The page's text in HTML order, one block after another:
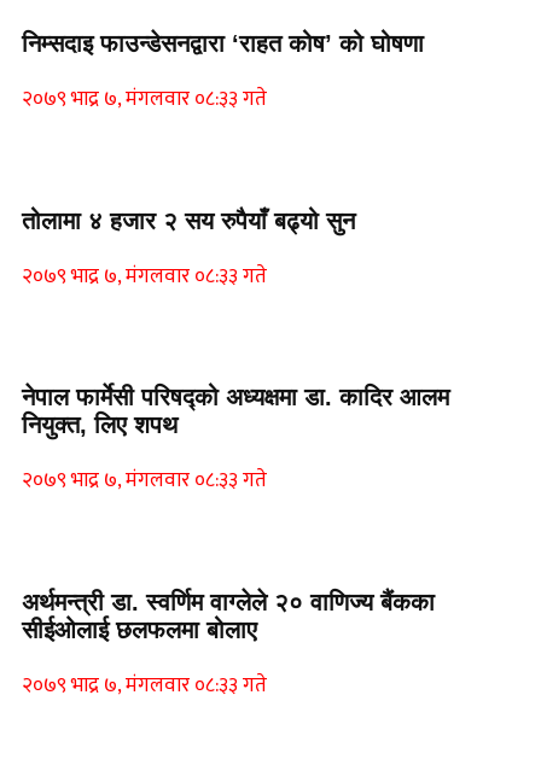
निम्सदाइ फाउन्डेसनद्वारा ‘राहत कोष’ को घोषणा
२०७९ भाद्र ७, मंगलवार ०८:३३ गते
तोलामा ४ हजार २ सय रुपैयाँ बढ्यो सुन
२०७९ भाद्र ७, मंगलवार ०८:३३ गते
नेपाल फार्मेसी परिषद्को अध्यक्षमा डा. कादिर आलम
नियुक्त, लिए शपथ
२०७९ भाद्र ७, मंगलवार ०८:३३ गते
अर्थमन्त्री डा. स्वर्णिम वाग्लेले २० वाणिज्य बैंकका
सीईओलाई छलफलमा बोलाए
२०७९ भाद्र ७, मंगलवार ०८:३३ गते